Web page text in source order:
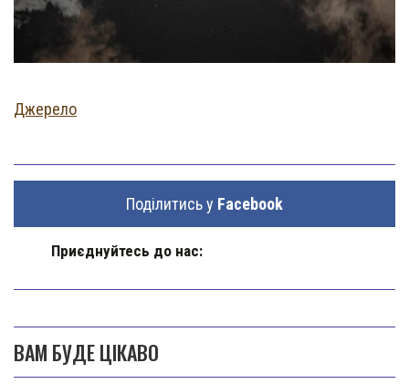
Джерело
Поділитись у Facebook
Приєднуйтесь до нас:
ВАМ БУДЕ ЦІКАВО